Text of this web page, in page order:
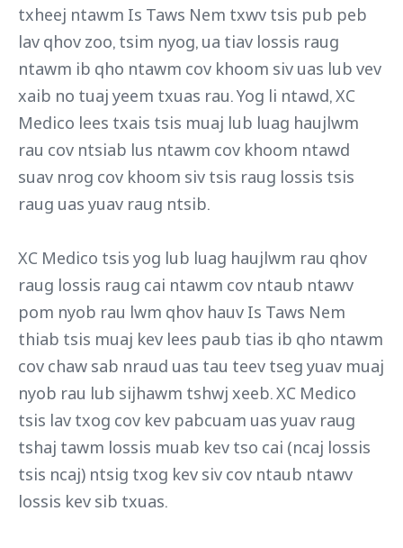
txheej ntawm Is Taws Nem txwv tsis pub peb
lav qhov zoo, tsim nyog, ua tiav lossis raug
ntawm ib qho ntawm cov khoom siv uas lub vev
xaib no tuaj yeem txuas rau. Yog li ntawd, XC
Medico lees txais tsis muaj lub luag haujlwm
rau cov ntsiab lus ntawm cov khoom ntawd
suav nrog cov khoom siv tsis raug lossis tsis
raug uas yuav raug ntsib.
XC Medico tsis yog lub luag haujlwm rau qhov
raug lossis raug cai ntawm cov ntaub ntawv
pom nyob rau lwm qhov hauv Is Taws Nem
thiab tsis muaj kev lees paub tias ib qho ntawm
cov chaw sab nraud uas tau teev tseg yuav muaj
nyob rau lub sijhawm tshwj xeeb. XC Medico
tsis lav txog cov kev pabcuam uas yuav raug
tshaj tawm lossis muab kev tso cai (ncaj lossis
tsis ncaj) ntsig txog kev siv cov ntaub ntawv
lossis kev sib txuas.